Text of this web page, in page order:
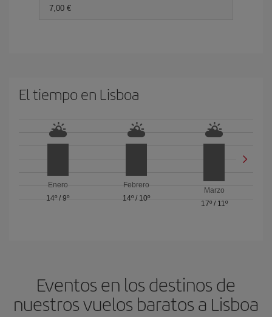
7,00 €
El tiempo en Lisboa
Enero
14º /9º
Febrero
14º/ 10º
Marzo
17º/ 11º
Eventos en los destinos de
nuestros vuelos baratos a Lisboa